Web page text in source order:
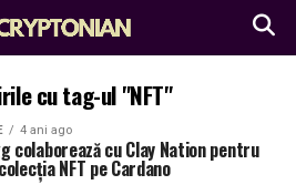
cu tag-ul "NFT"
4 ani ago
colaborează cu Clay Nation pentru
NFT pe Cardano